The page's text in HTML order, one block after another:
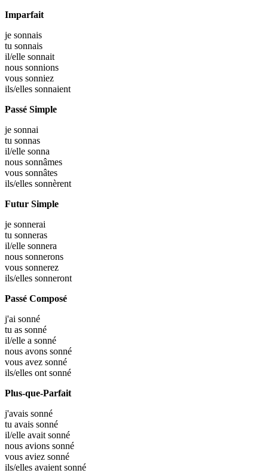
Imparfait
je sonnais
tu sonnais
il/elle sonnait
nous sonnions
vous sonniez
ils/elles sonnaient
Passé Simple
je sonnai
tu sonnas
il/elle sonna
nous sonnâmes
vous sonnâtes
ils/elles sonnèrent
Futur Simple
je sonnerai
tu sonneras
il/elle sonnera
nous sonnerons
vous sonnerez
ils/elles sonneront
Passé Composé
j'ai sonné
tu as sonné
il/elle a sonné
nous avons sonné
vous avez sonné
ils/elles ont sonné
Plus-que-Parfait
j'avais sonné
tu avais sonné
il/elle avait sonné
nous avions sonné
vous aviez sonné
ils/elles avaient sonné